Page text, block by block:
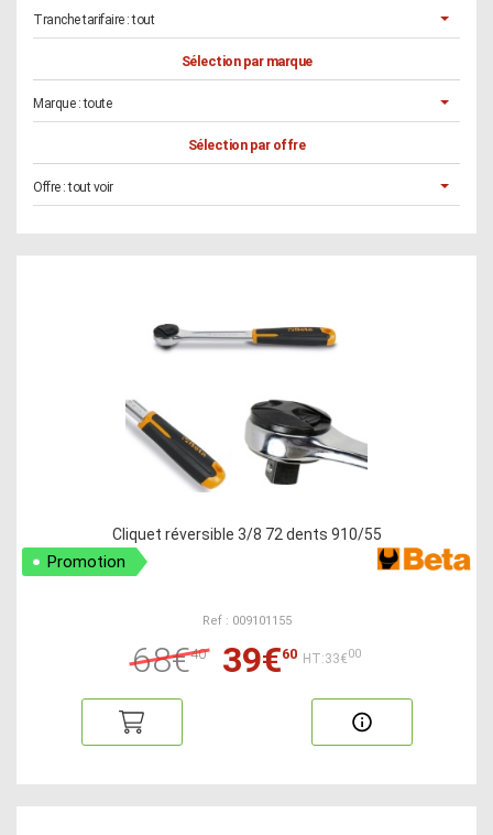
Tranche tarifaire :tout
Sélection par marque
Marque :toute
Sélection par offre
Offre :tout voir
Cliquet réversible 3/8 72 dents 910/55
Promotion
Ref : 009101155
68€40 39€60 HT:33€00